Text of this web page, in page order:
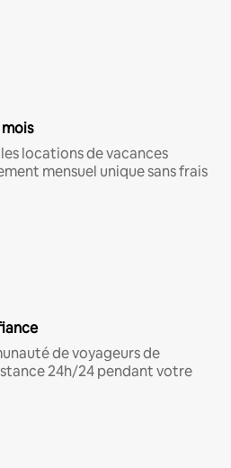
locations de vacances
mensuel unique sans frais
de voyageurs de
24h/24 pendant votre